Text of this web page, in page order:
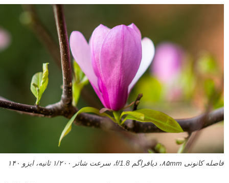
فاصله کانونی ۸۵mm، دیافراگم f/1.8، سرعت شاتر ۱/۲۰۰ ثانیه، ایزو ۱۴۰